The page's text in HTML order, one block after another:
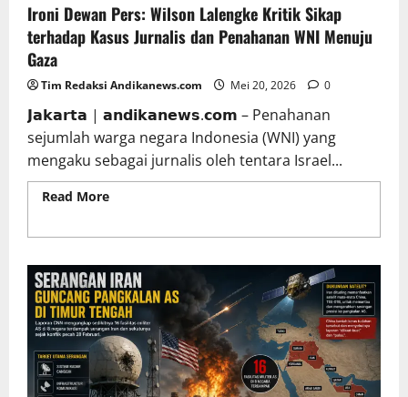
Ironi Dewan Pers: Wilson Lalengke Kritik Sikap
terhadap Kasus Jurnalis dan Penahanan WNI Menuju
Gaza
Tim Redaksi Andikanews.com Mei 20, 2026 0
𝗝𝗮𝗸𝗮𝗿𝘁𝗮 | 𝗮𝗻𝗱𝗶𝗸𝗮𝗻𝗲𝘄𝘀.𝗰𝗼𝗺 – Penahanan
sejumlah warga negara Indonesia (WNI) yang
mengaku sebagai jurnalis oleh tentara Israel...
Read More